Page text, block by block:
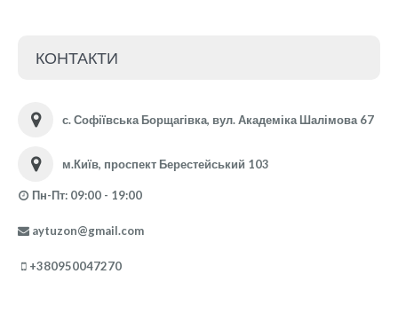
КОНТАКТИ
с. Софіївська Борщагівка, вул. Академіка Шалімова 67
м.Київ, проспект Берестейський 103
Пн-Пт: 09:00 - 19:00
aytuzon@gmail.com
+380950047270